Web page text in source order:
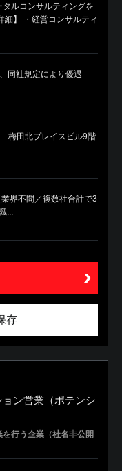
ルコンサルティングを
細】 ・経営コンサルティ
同社規定により優遇
梅田北プレイスビル9階
界不問／複数社合計で3
...
存
ョン営業（ポテンシ
行う企業（社名非公開